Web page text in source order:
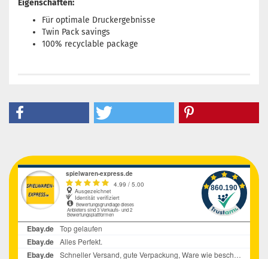
Eigenschaften:
Für optimale Druckergebnisse
Twin Pack savings
100% recyclable package